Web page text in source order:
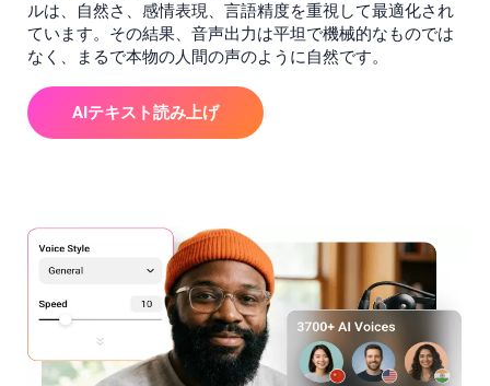
ルは、自然さ、感情表現、言語精度を重視して最適化され
ています。その結果、音声出力は平坦で機械的なものでは
なく、まるで本物の人間の声のように自然です。
AIテキスト読み上げ